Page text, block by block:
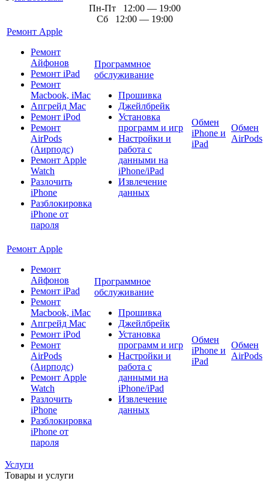
Пн-Пт 12:00 — 19:00
Сб 12:00 — 19:00
Ремонт Apple
Ремонт
Айфонов
Ремонт iPad
Ремонт
Macbook, iMac
Апгрейд Mac
Ремонт iPod
Ремонт
AirPods
(Аирподс)
Ремонт Apple
Watch
Разлочить
iPhone
Разблокировка
iPhone от
пароля
Программное
обслуживание
Прошивка
Джейлбрейк
Установка
программ и игр
Настройки и
работа с
данными на
iPhone/iPad
Извлечение
данных
Обмен
iPhone и
iPad
Обмен
AirPods
Ремонт Apple
Ремонт
Айфонов
Ремонт iPad
Ремонт
Macbook, iMac
Апгрейд Mac
Ремонт iPod
Ремонт
AirPods
(Аирподс)
Ремонт Apple
Watch
Разлочить
iPhone
Разблокировка
iPhone от
пароля
Программное
обслуживание
Прошивка
Джейлбрейк
Установка
программ и игр
Настройки и
работа с
данными на
iPhone/iPad
Извлечение
данных
Обмен
iPhone и
iPad
Обмен
AirPods
Услуги
Товары и услуги